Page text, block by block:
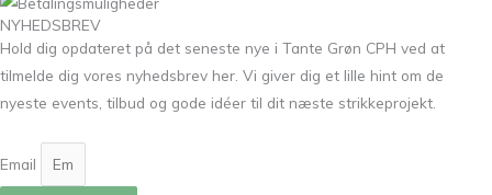
NYHEDSBREV
Hold dig opdateret på det seneste nye i Tante Grøn CPH ved at
tilmelde dig vores nyhedsbrev her. Vi giver dig et lille hint om de
nyeste events, tilbud og gode idéer til dit næste strikkeprojekt.
Email